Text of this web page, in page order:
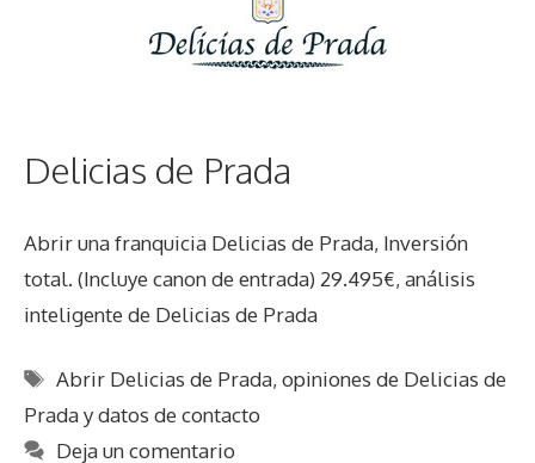
Delicias de Prada
Abrir una franquicia Delicias de Prada, Inversión
total. (Incluye canon de entrada) 29.495€, análisis
inteligente de Delicias de Prada
Etiquetas
Abrir Delicias de Prada,opiniones de Delicias de
Prada y datos de contacto
Deja un comentario